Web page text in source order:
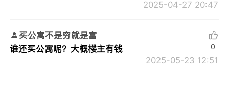
2025-04-27 20:47
买公寓不是穷就是富
谁还买公寓呢？大概楼主有钱
2025-05-23 12:51
0